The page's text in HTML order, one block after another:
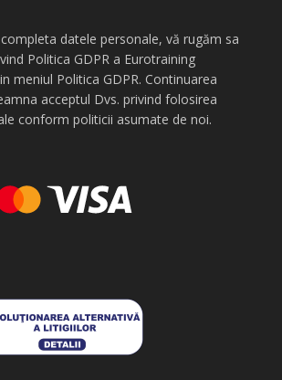
datele personale, vă rugăm sa
Politica GDPR a Eurotraining
meniul Politica GDPR. Continuarea
acceptul Dvs. privind folosirea
conform politicii asumate de noi.